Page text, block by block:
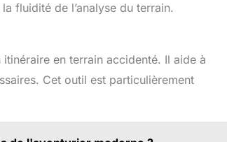
fluidité de l’analyse du terrain.
itinéraire en terrain accidenté. Il aide à
Cet outil est particulièrement